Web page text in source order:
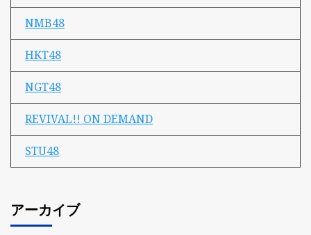
NMB48
HKT48
NGT48
REVIVAL!! ON DEMAND
STU48
アーカイブ